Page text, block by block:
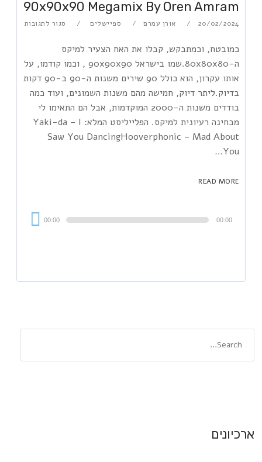
90x90x90 Megamix By Oren Amram
20/02/2024 אורן עמרם ספיישלים סגור לתגובות
כמובטח, וכמתבקש, קבלו את האח הצעיר למיקס
ה-80x80x80.שמו בישראל 90x90x90 , וכמו קודמו, על
אותו עקרון, הוא כולל 90 שירים משנות ה-90 ב-90 דקות
בדיוק.ליתר דיוק, חמישה מהם משנות השמונים, ועוד כמה
בודדים משנות ה-2000 המוקדמות, אבל הם התאימו לי
מבחינה רעיונית למיקס. הפלייליסט המלא: Yaki-da – I
Saw You DancingHooverphonic – Mad About
You…
READ MORE
00:00 00:00
ארכיונים